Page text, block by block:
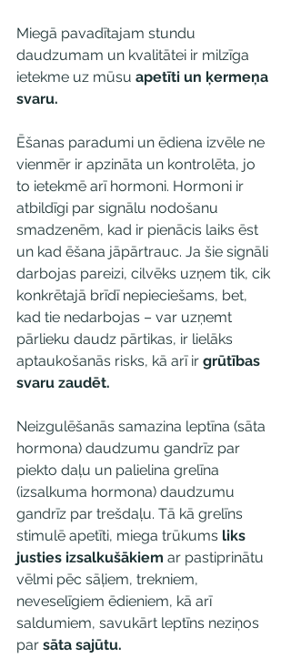
Miegā pavadītajam stundu
daudzumam un kvalitātei ir milzīga
ietekme uz mūsu apetīti un ķermeņa
svaru.
Ēšanas paradumi un ēdiena izvēle ne
vienmēr ir apzināta un kontrolēta, jo
to ietekmē arī hormoni. Hormoni ir
atbildīgi par signālu nodošanu
smadzenēm, kad ir pienācis laiks ēst
un kad ēšana jāpārtrauc. Ja šie signāli
darbojas pareizi, cilvēks uzņem tik, cik
konkrētajā brīdī nepieciešams, bet,
kad tie nedarbojas – var uzņemt
pārlieku daudz pārtikas, ir lielāks
aptaukošanās risks, kā arī ir grūtības
svaru zaudēt.
Neizgulēšanās samazina leptīna (sāta
hormona) daudzumu gandrīz par
piekto daļu un palielina grelīna
(izsalkuma hormona) daudzumu
gandrīz par trešdaļu. Tā kā grelīns
stimulē apetīti, miega trūkums liks
justies izsalkušākiem ar pastiprinātu
vēlmi pēc sāļiem, trekniem,
neveselīgiem ēdieniem, kā arī
saldumiem, savukārt leptīns neziņos
par sāta sajūtu.